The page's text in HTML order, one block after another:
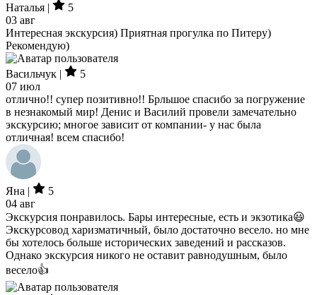
Наталья |
5
03 авг
Интересная экскурсия) Приятная прогулка по Питеру)
Рекомендую)
Васильчук |
5
07 июл
отлично!! супер позитивно!! Брльшое спасибо за погружение
в незнакомый мир! Денис и Василий провели замечательно
экскурсию; многое зависит от компании- у нас была
отличная! всем спасибо!
Яна |
5
04 авг
Экскурсия понравилось. Бары интересные, есть и экзотика😃
Экскурсовод харизматичный, было достаточно весело. но мне
бы хотелось больше исторических заведений и рассказов.
Однако экскурсия никого не оставит равнодушным, было
весело👍